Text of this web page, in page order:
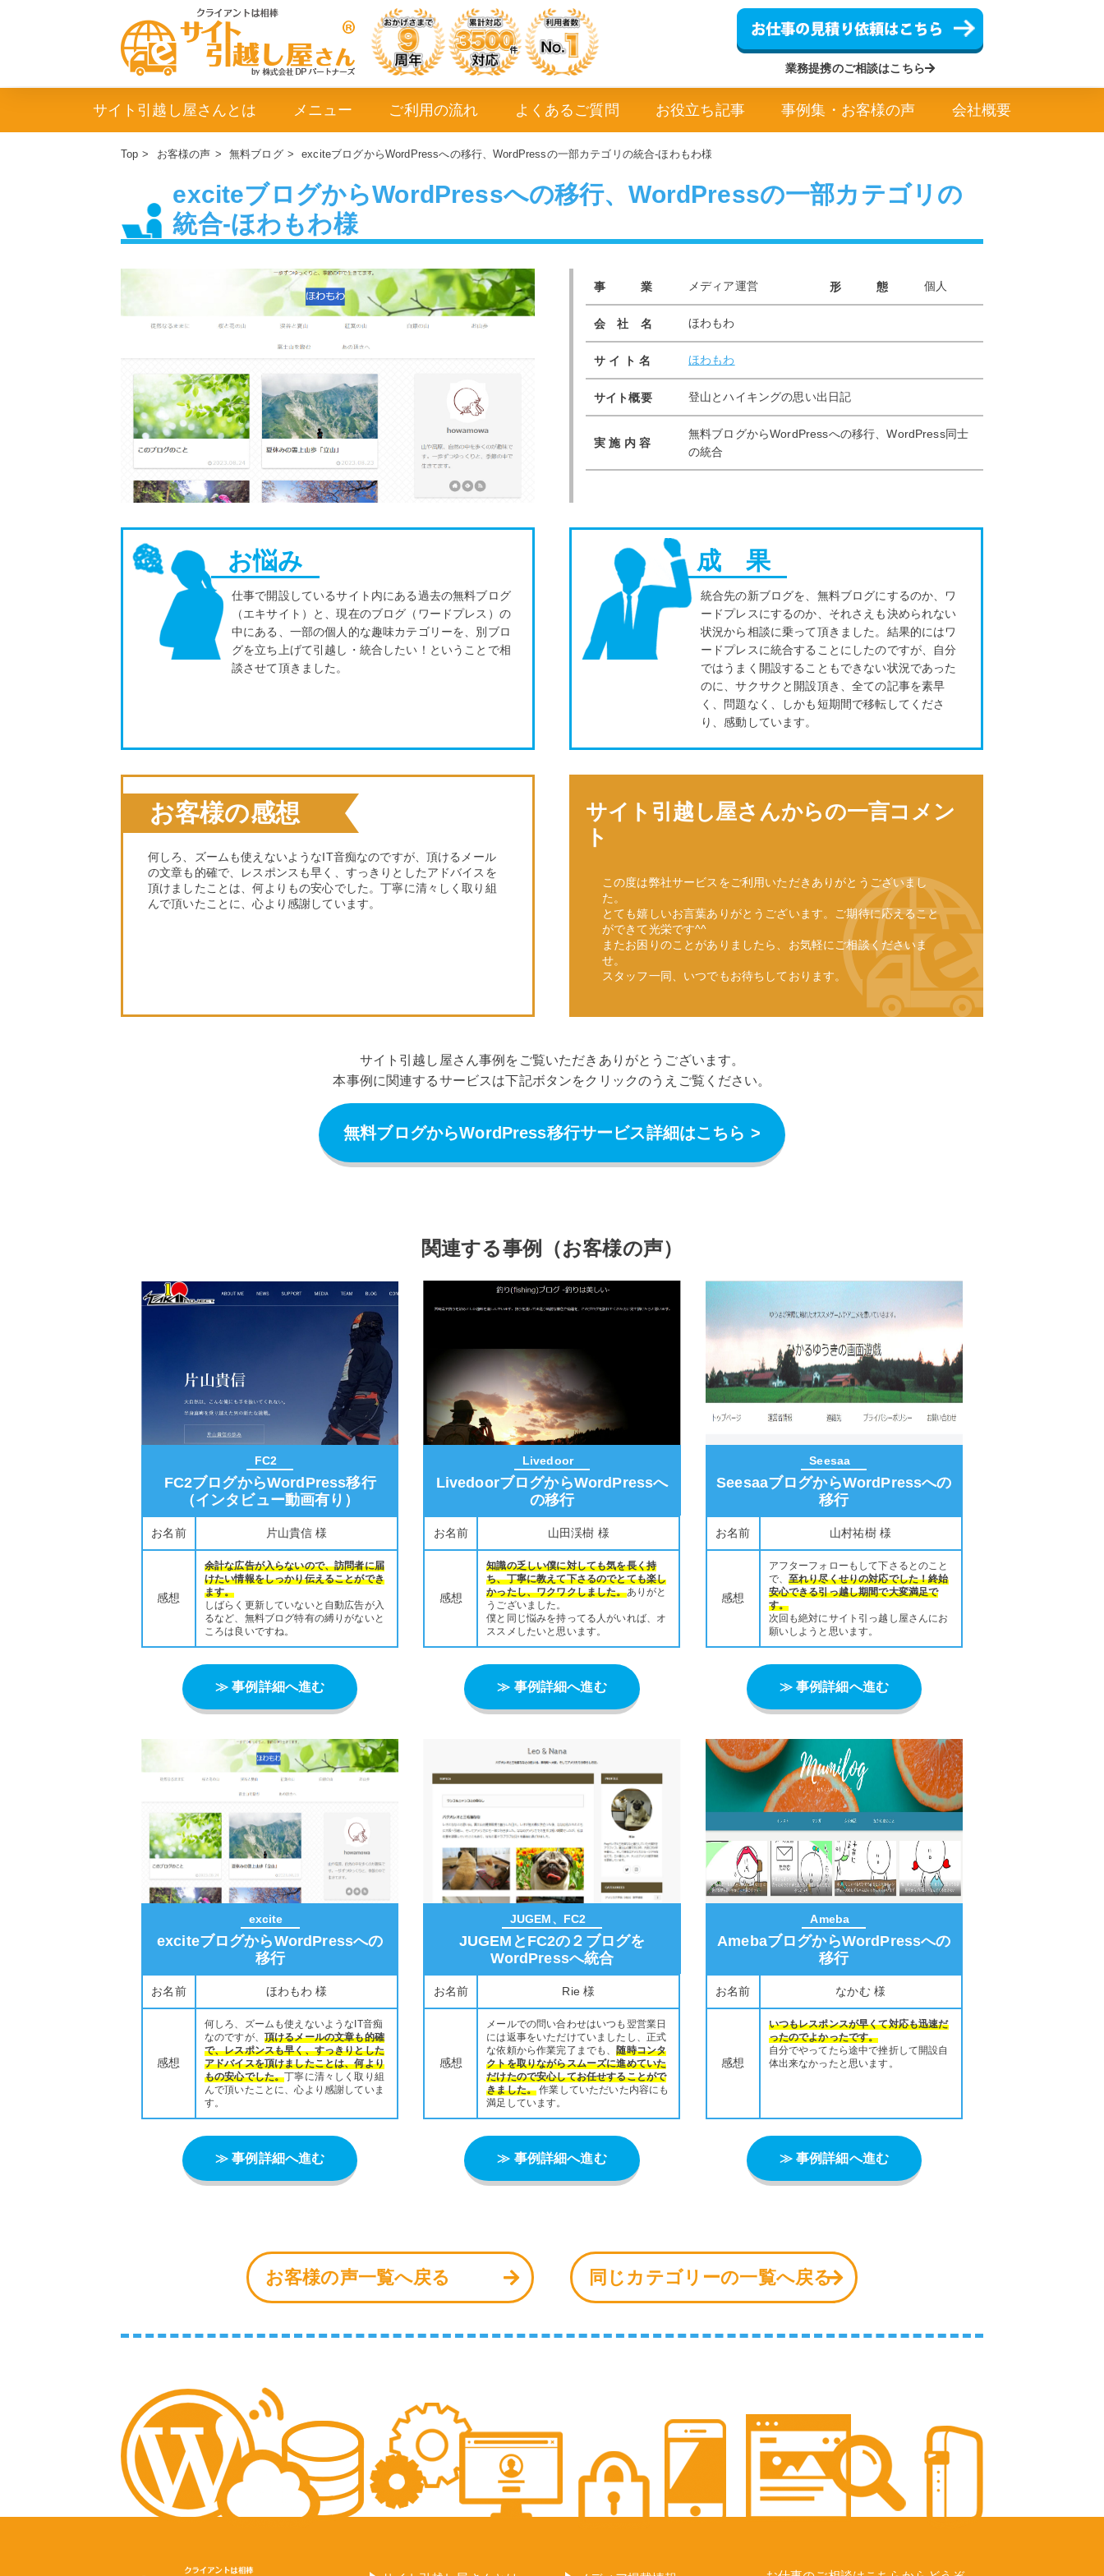
業務提携のご相談はこちら
サイト引越し屋さんとは メニュー ご利用の流れ よくあるご質問 お役立ち記事 事例集・お客様の声 会社概要
Top > お客様の声 > 無料ブログ > exciteブログからWordPressへの移行、WordPressの一部カテゴリの統合-ほわもわ様
exciteブログからWordPressへの移行、WordPressの一部カテゴリの
統合-ほわもわ様
事 業 メディア運営 形 態 個人
会 社 名 ほわもわ
サ イ ト 名 ほわもわ
サイト概要 登山とハイキングの思い出日記
実 施 内 容
無料ブログからWordPressへの移行、WordPress同士
の統合
お悩み
仕事で開設しているサイト内にある過去の無料ブログ
（エキサイト）と、現在のブログ（ワードプレス）の
中にある、一部の個人的な趣味カテゴリーを、別ブロ
グを立ち上げて引越し・統合したい！ということで相
談させて頂きました。
成 果
統合先の新ブログを、無料ブログにするのか、ワ
ードプレスにするのか、それさえも決められない
状況から相談に乗って頂きました。結果的にはワ
ードプレスに統合することにしたのですが、自分
ではうまく開設することもできない状況であった
のに、サクサクと開設頂き、全ての記事を素早
く、問題なく、しかも短期間で移転してくださ
り、感動しています。
お客様の感想
何しろ、ズームも使えないようなIT音痴なのですが、頂けるメール
の文章も的確で、レスポンスも早く、すっきりとしたアドバイスを
頂けましたことは、何よりもの安心でした。丁寧に清々しく取り組
んで頂いたことに、心より感謝しています。
サイト引越し屋さんからの一言コメン
ト
この度は弊社サービスをご利用いただきありがとうございまし
た。
とても嬉しいお言葉ありがとうございます。ご期待に応えること
ができて光栄です^^
またお困りのことがありましたら、お気軽にご相談くださいま
せ。
スタッフ一同、いつでもお待ちしております。
サイト引越し屋さん事例をご覧いただきありがとうございます。
本事例に関連するサービスは下記ボタンをクリックのうえご覧ください。
無料ブログからWordPress移行サービス詳細はこちら >
関連する事例（お客様の声）
FC2
FC2ブログからWordPress移行
（インタビュー動画有り）
お名前 片山貴信 様
感想
余計な広告が入らないので、訪問者に届
けたい情報をしっかり伝えることができ
ます。
しばらく更新していないと自動広告が入
るなど、無料ブログ特有の縛りがないと
ころは良いですね。
≫ 事例詳細へ進む
Livedoor
LivedoorブログからWordPressへ
の移行
お名前 山田渓樹 様
感想
知識の乏しい僕に対しても気を長く持
ち、丁寧に教えて下さるのでとても楽し
かったし、ワクワクしました。ありがと
うございました。
僕と同じ悩みを持ってる人がいれば、オ
ススメしたいと思います。
≫ 事例詳細へ進む
Seesaa
SeesaaブログからWordPressへの
移行
お名前 山村祐樹 様
感想
アフターフォローもして下さるとのこと
で、 至れり尽くせりの対応でした！終始
安心できる引っ越し期間で大変満足で
す。
次回も絶対にサイト引っ越し屋さんにお
願いしようと思います。
≫ 事例詳細へ進む
excite
exciteブログからWordPressへの
移行
お名前 ほわもわ 様
感想
何しろ、ズームも使えないようなIT音痴
なのですが、 頂けるメールの文章も的確
で、レスポンスも早く、すっきりとした
アドバイスを頂けましたことは、何より
もの安心でした。丁寧に清々しく取り組
んで頂いたことに、心より感謝していま
す。
≫ 事例詳細へ進む
JUGEM、FC2
JUGEMとFC2の２ブログを
WordPressへ統合
お名前 Rie 様
感想
メールでの問い合わせはいつも翌営業日
には返事をいただけていましたし、正式
な依頼から作業完了までも、随時コンタ
クトを取りながらスムーズに進めていた
だけたので安心してお任せすることがで
きました。 作業していただいた内容にも
満足しています。
≫ 事例詳細へ進む
Ameba
AmebaブログからWordPressへの
移行
お名前 なかむ 様
感想
いつもレスポンスが早くて対応も迅速だ
ったのでよかったです。
自分でやってたら途中で挫折して開設自
体出来なかったと思います。
≫ 事例詳細へ進む
お客様の声一覧へ戻る 同じカテゴリーの一覧へ戻る